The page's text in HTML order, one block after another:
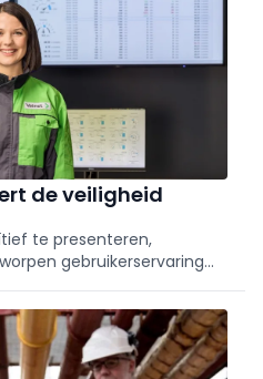
de veiligheid
te presenteren,
gebruikerservaring
en helpt het ongevallen